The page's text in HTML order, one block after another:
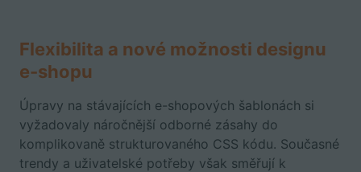
Flexibilita a nové možnosti designu
e-shopu
Úpravy na stávajících e-shopových šablonách si
vyžadovaly náročnější odborné zásahy do
komplikovaně strukturovaného CSS kódu. Současné
trendy a uživatelské potřeby však směřují k